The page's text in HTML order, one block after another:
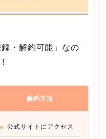
・解約可能」なの
解約方法
公式サイトにアクセス